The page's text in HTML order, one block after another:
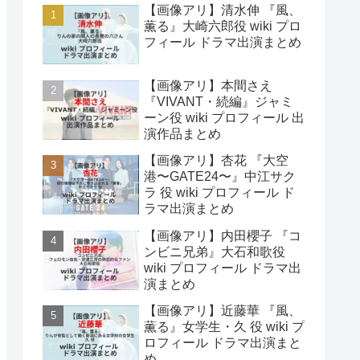
【画像アリ】清水伸 『風、
薫る』大崎六郎役 wiki プロ
フィール ドラマ出演まとめ
【画像アリ】本間さえ
『VIVANT・続編』ジャミ
ーン役 wiki プロフィール 出
演作品まとめ
【画像アリ】杏花 『大空
港〜GATE24〜』中江サク
ラ 役 wiki プロフィール ド
ラマ出演まとめ
【画像アリ】内田櫻子 『コ
ンビニ兄弟』大石和歌役
wiki プロフィール ドラマ出
演まとめ
【画像アリ】近藤華 『風、
薫る』女学生・久 役 wiki プ
ロフィール ドラマ出演まと